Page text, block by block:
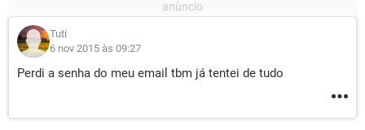
Tuti
6 nov 2015 às 09:27
Perdi a senha do meu email tbm já tentei de tudo